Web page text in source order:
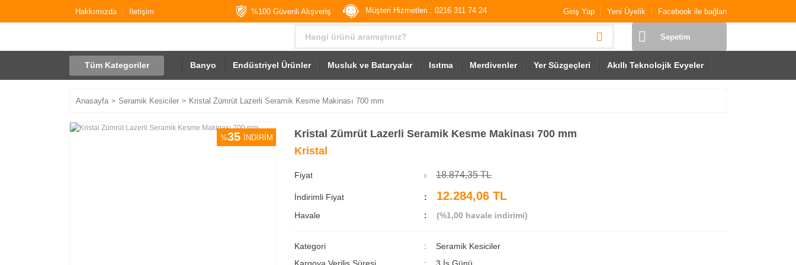
Hakkımızda İletişim %100 Güvenli Alışveriş Müşteri Hizmetleri : 0216 311 74 24 Giriş Yap Yeni Üyelik Facebook ile bağlan
Sepetim
Tüm Kategoriler Banyo Endüstriyel Ürünler Musluk ve Bataryalar Isıtma Merdivenler Yer Süzgeçleri Akıllı Teknolojik Evyeler
Anasayfa Seramik Kesiciler Kristal Zümrüt Lazerli Seramik Kesme Makinası 700 mm
%35 İNDİRİM
Kristal Zümrüt Lazerli Seramik Kesme Makinası 700 mm
Kristal
Fiyat 18.874,35 TL
İndirimli Fiyat 12.284,06 TL
Havale (%1,00 havale indirimi)
Kategori
Seramik Kesiciler